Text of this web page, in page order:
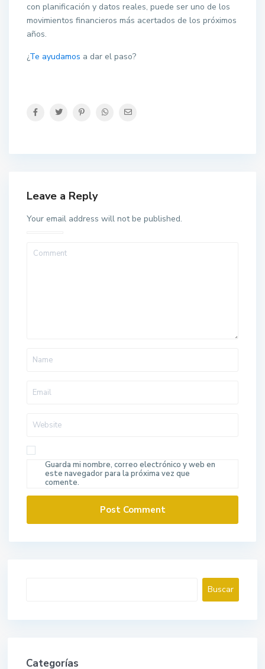
con planificación y datos reales, puede ser uno de los
movimientos financieros más acertados de los próximos
años.
¿Te ayudamos a dar el paso?
Leave a Reply
Your email address will not be published.
Guarda mi nombre, correo electrónico y web en
este navegador para la próxima vez que
comente.
Buscar
Categorías